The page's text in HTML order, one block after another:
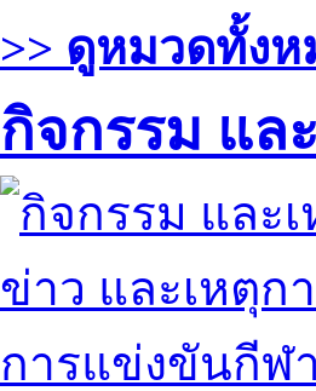
>> ดูหมวดทั้งห
กิจกรรม แ
ข่าว และเหตุ
การแข่งขันกีฬา